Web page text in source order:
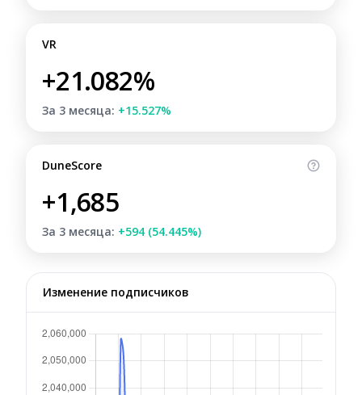
VR
+21.082%
За 3 месяца: +15.527%
DuneScore
+1,685
За 3 месяца: +594 (54.445%)
Изменение подписчиков